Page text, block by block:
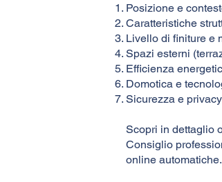
Posizione e
Caratteristiche
Livello di finiture e
Spazi esterni
Efficienza
Domotica e
Sicurezza e privacy
Scopri in dettaglio
Consiglio
online automatiche.